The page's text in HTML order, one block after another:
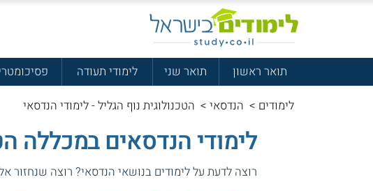
תואר ראשון תואר שני לימודי תעודה
לימודים > הנדסאי > הטכנולוגית נוף הגליל - לימודי הנדסאי
לימודי הנדסאים במכללה
רוצה לדעת על לימודים בנושאי הנדסאי? רוצה שנחזור